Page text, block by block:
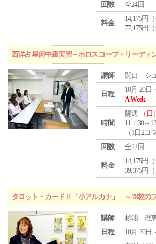
回数
全24回
料金
14,175円
77,175円
西洋占星術中級実習～ホロスコープ・リーディ
講師 関口 シ
日程
10月 20日
A Week
時間
隔週 （ 日 ）
11：30～
（1日2コ
回数
全12回
料金
14,175円
39,375円
タロット・カードⅡ「小アルカナ」 ～78枚の
講師
杉浦 理
日程
10月 20日